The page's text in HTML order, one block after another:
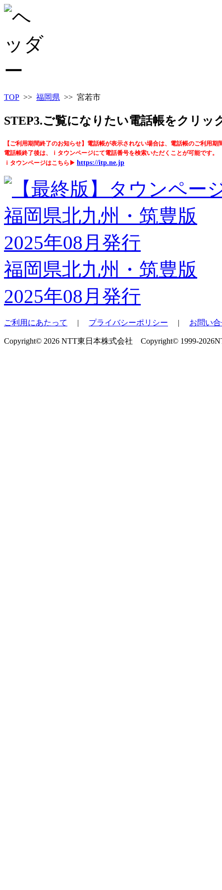
TOP >> 福岡県 >> 宮若市
STEP3.ご覧になりたい電話帳をクリッ
【ご利用期間終了のお知らせ】電話帳が表示されない場合は、電話帳のご利用期
電話帳終了後は、ｉタウンページにて電話番号を検索いただくことが可能です。
ｉタウンページはこちら▶ https://itp.ne.jp
福岡県北九州・筑豊版
2025年08月発行
ご利用にあたって | プライバシーポリシー | お問い
Copyright© 2026 NTT東日本株式会社 Copyright© 1999-